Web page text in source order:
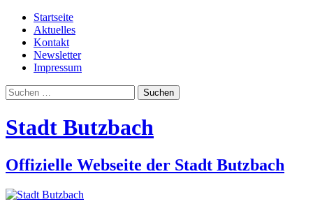
Startseite
Aktuelles
Kontakt
Newsletter
Impressum
Suchen
nach:
Stadt Butzbach
Offizielle Webseite der Stadt Butzbach